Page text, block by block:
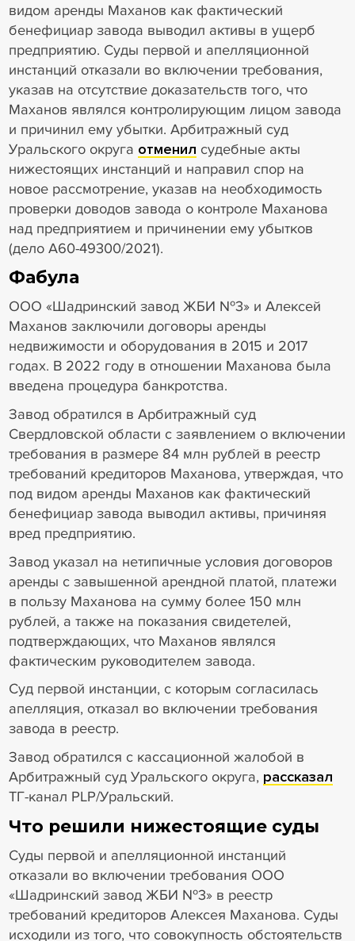
видом аренды Маханов как фактический
бенефициар завода выводил активы в ущерб
предприятию. Суды первой и апелляционной
инстанций отказали во включении требования,
указав на отсутствие доказательств того, что
Маханов являлся контролирующим лицом завода
и причинил ему убытки. Арбитражный суд
Уральского округа отменил судебные акты
нижестоящих инстанций и направил спор на
новое рассмотрение, указав на необходимость
проверки доводов завода о контроле Маханова
над предприятием и причинении ему убытков
(дело А60-49300/2021).
Фабула
ООО «Шадринский завод ЖБИ №3» и Алексей
Маханов заключили договоры аренды
недвижимости и оборудования в 2015 и 2017
годах. В 2022 году в отношении Маханова была
введена процедура банкротства.
Завод обратился в Арбитражный суд
Свердловской области с заявлением о включении
требования в размере 84 млн рублей в реестр
требований кредиторов Маханова, утверждая, что
под видом аренды Маханов как фактический
бенефициар завода выводил активы, причиняя
вред предприятию.
Завод указал на нетипичные условия договоров
аренды с завышенной арендной платой, платежи
в пользу Маханова на сумму более 150 млн
рублей, а также на показания свидетелей,
подтверждающих, что Маханов являлся
фактическим руководителем завода.
Суд первой инстанции, с которым согласилась
апелляция, отказал во включении требования
завода в реестр.
Завод обратился с кассационной жалобой в
Арбитражный суд Уральского округа, рассказал
ТГ-канал PLP/Уральский.
Что решили нижестоящие суды
Суды первой и апелляционной инстанций
отказали во включении требования ООО
«Шадринский завод ЖБИ №3» в реестр
требований кредиторов Алексея Маханова. Суды
исходили из того, что совокупность обстоятельств